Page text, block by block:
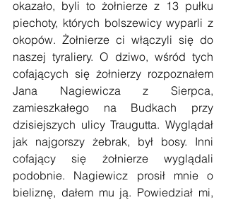
okazało, byli to żołnierze z 13 pułku
piechoty, których bolszewicy wyparli z
okopów. Żołnierze ci włączyli się do
naszej tyraliery. O dziwo, wśród tych
cofających się żołnierzy rozpoznałem
Jana Nagiewicza z Sierpca,
zamieszkałego na Budkach przy
dzisiejszych ulicy Traugutta. Wyglądał
jak najgorszy żebrak, był bosy. Inni
cofający się żołnierze wyglądali
podobnie. Nagiewicz prosił mnie o
bieliznę, dałem mu ją. Powiedział mi,